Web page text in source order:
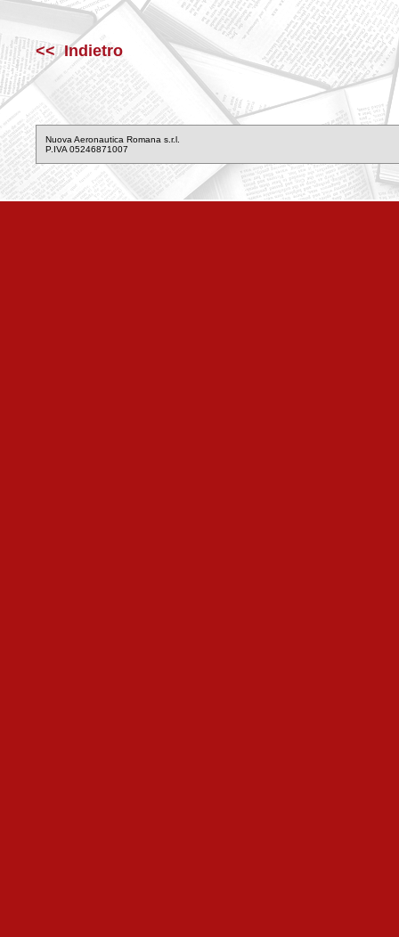
<< Indietro
Nuova Aeronautica Romana s.r.l.
P.IVA 05246871007